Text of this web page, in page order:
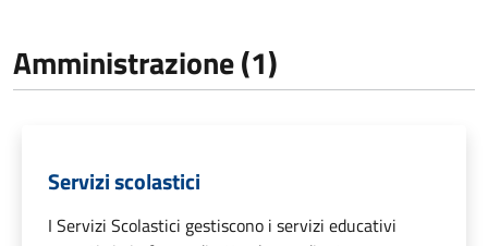
Amministrazione (1)
Servizi scolastici
I Servizi Scolastici gestiscono i servizi educativi